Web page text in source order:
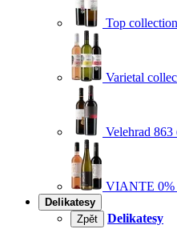
Top collection
Varietal
Velehrad 863
VIANTE 0%
Delikatesy
Zpět
Delikatesy